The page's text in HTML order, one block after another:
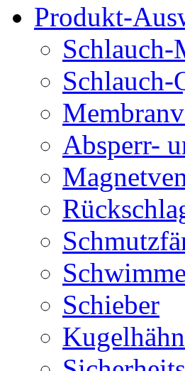
Produkt-
Schlauch-
Schlauch-
Absperr-
Schieber